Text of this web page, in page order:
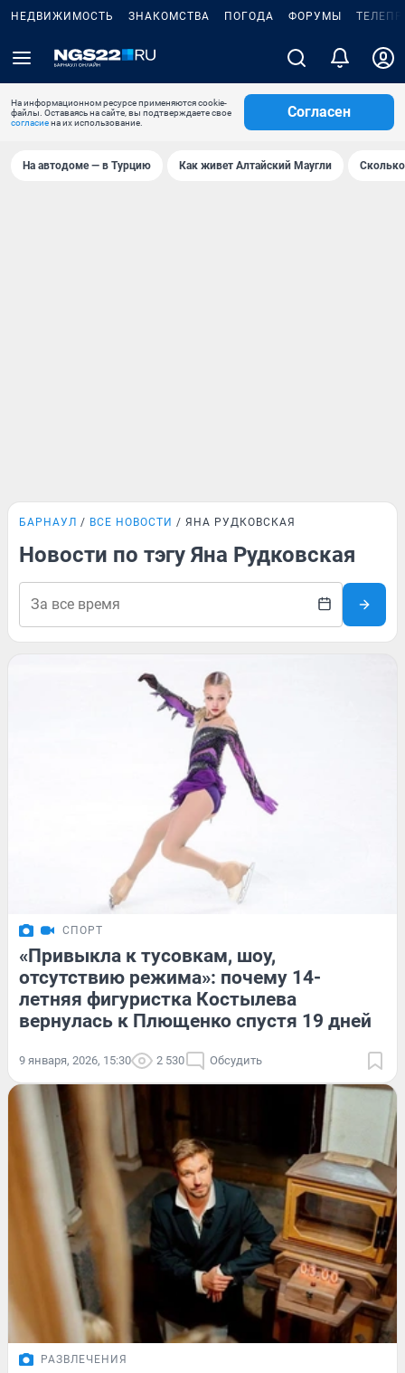
НЕДВИЖИМОСТЬ ЗНАКОМСТВА ПОГОДА ФОРУМЫ
На информационном ресурсе применяются cookie-
файлы. Оставаясь на сайте, вы подтверждаете свое
согласиена их использование.
Согласен
На автодоме — в Турцию Как живет Алтайский Маугли
БАРНАУЛ ВСЕ НОВОСТИ ЯНА РУДКОВСКАЯ
Новости по тэгу Яна Рудковская
СПОРТ
«Привыкла к тусовкам, шоу,
отсутствию режима»: почему 14-
летняя фигуристка Костылева
вернулась к Плющенко спустя 19 дней
9 января, 2026, 15:30 2 530 Обсудить
РАЗВЛЕЧЕНИЯ